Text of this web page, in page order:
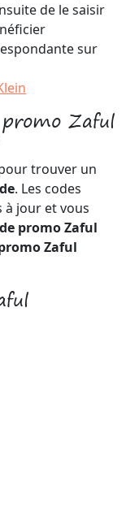
de le saisir
sur
promo Zaful
trouver un
. Les codes
jour et vous
promo Zaful
Zaful